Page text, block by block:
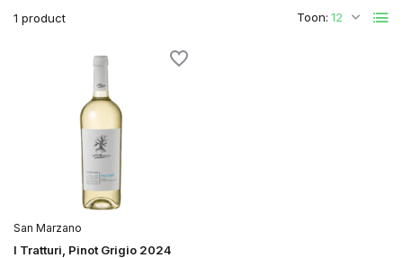
1 product Toon:
San Marzano
I Tratturi, Pinot Grigio 2024